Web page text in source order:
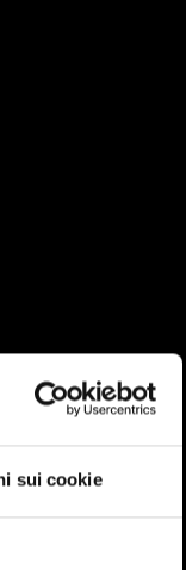
sui cookie